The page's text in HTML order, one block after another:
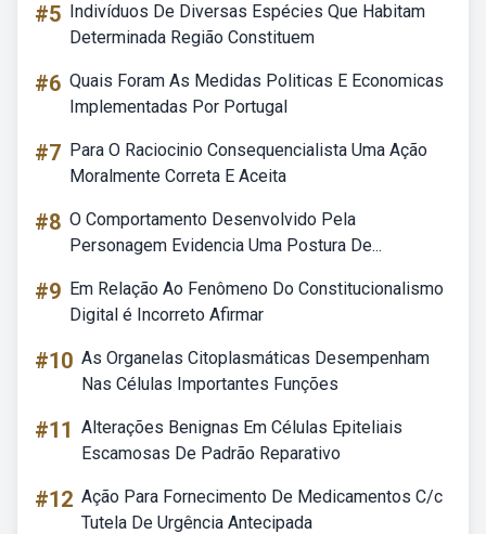
#5 Indivíduos De Diversas Espécies Que Habitam
Determinada Região Constituem
#6 Quais Foram As Medidas Politicas E Economicas
Implementadas Por Portugal
#7 Para O Raciocinio Consequencialista Uma Ação
Moralmente Correta E Aceita
#8 O Comportamento Desenvolvido Pela
Personagem Evidencia Uma Postura De...
#9 Em Relação Ao Fenômeno Do Constitucionalismo
Digital é Incorreto Afirmar
#10 As Organelas Citoplasmáticas Desempenham
Nas Células Importantes Funções
#11 Alterações Benignas Em Células Epiteliais
Escamosas De Padrão Reparativo
#12 Ação Para Fornecimento De Medicamentos C/c
Tutela De Urgência Antecipada